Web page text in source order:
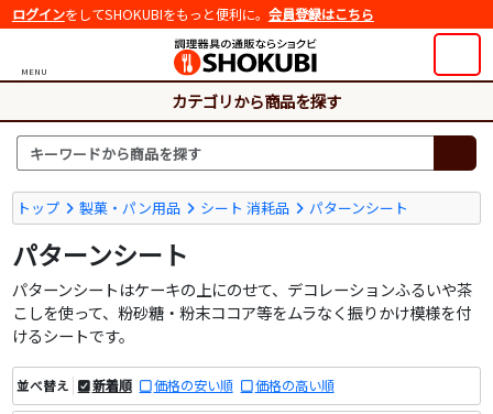
ログインをしてSHOKUBIをもっと便利に。 会員登録はこちら
MENU
カテゴリから商品を探す
トップ 製菓・パン用品 シート 消耗品 パターンシート
パターンシート
パターンシートはケーキの上にのせて、デコレーションふるいや茶
こしを使って、粉砂糖・粉末ココア等をムラなく振りかけ模様を付
けるシートです。
並べ替え 新着順 価格の安い順 価格の高い順